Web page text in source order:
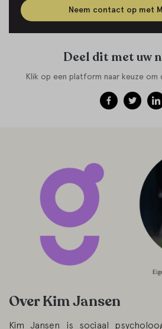
Neem contact op met
Deel dit met uw
Klik op een platform naar keuze om
Over Kim Jansen
Kim Jansen is sociaal